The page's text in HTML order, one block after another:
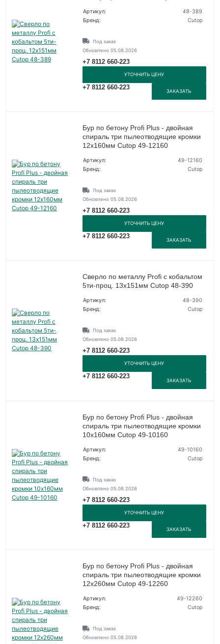
Артикул:
48-389
Бренд:
Cutop
Под заказ
Обновлено 05.08.2026
+7 8112 660-223
УТОЧНИТЬ ЦЕНУ
+7 8112 660-223
ЗАКАЗАТЬ
Бур по бетону Profi Plus - двойная
спираль три пылеотводящие кромки
12х160мм Cutop 49-12160
Артикул:
49-12160
Бренд:
Cutop
Под заказ
Обновлено 05.08.2026
+7 8112 660-223
УТОЧНИТЬ ЦЕНУ
+7 8112 660-223
ЗАКАЗАТЬ
Сверло по металлу Profi с кобальтом
5ти-проц. 13х151мм Cutop 48-390
Артикул:
48-390
Бренд:
Cutop
Под заказ
Обновлено 05.08.2026
+7 8112 660-223
УТОЧНИТЬ ЦЕНУ
+7 8112 660-223
ЗАКАЗАТЬ
Бур по бетону Profi Plus - двойная
спираль три пылеотводящие кромки
10х160мм Cutop 49-10160
Артикул:
49-10160
Бренд:
Cutop
Под заказ
Обновлено 05.08.2026
+7 8112 660-223
УТОЧНИТЬ ЦЕНУ
+7 8112 660-223
ЗАКАЗАТЬ
Бур по бетону Profi Plus - двойная
спираль три пылеотводящие кромки
12х260мм Cutop 49-12260
Артикул:
49-12260
Бренд:
Cutop
Под заказ
Обновлено 05.08.2026